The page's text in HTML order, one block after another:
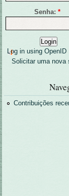
Senha: *
Log in using OpenID
Solicitar uma nova
Contribuições